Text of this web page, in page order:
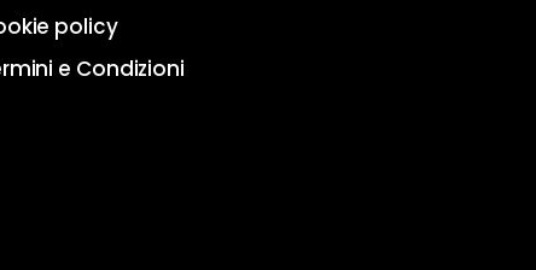
policy
e Condizioni